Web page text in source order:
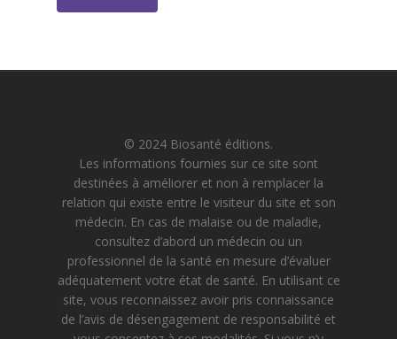
© 2024 Biosanté éditions.
Les informations fournies sur ce site sont
destinées à améliorer et non à remplacer la
relation qui existe entre le visiteur du site et son
médecin. En cas de malaise ou de maladie,
consultez d’abord un médecin ou un
professionnel de la santé en mesure d’évaluer
adéquatement votre état de santé. En utilisant ce
site, vous reconnaissez avoir pris connaissance
de l’avis de désengagement de responsabilité et